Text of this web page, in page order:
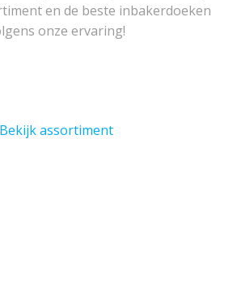
en de beste inbakerdoeken
onze ervaring!
Bekijk assortiment